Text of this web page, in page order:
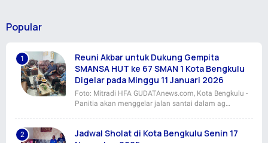
Popular
Reuni Akbar untuk Dukung Gempita
SMANSA HUT ke 67 SMAN 1 Kota Bengkulu
Digelar pada Minggu 11 Januari 2026
Foto: Mitradi HFA GUDATAnews.com, Kota Bengkulu -
Panitia akan menggelar jalan santai dalam ag…
Jadwal Sholat di Kota Bengkulu Senin 17